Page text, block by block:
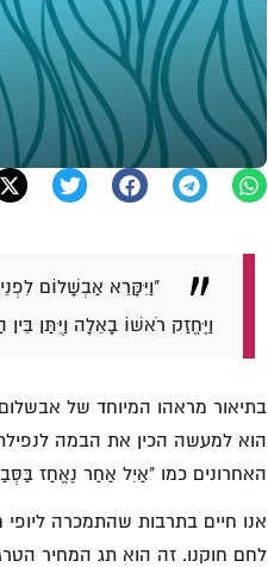
"וַיִּקָּרֵא אַבְשָׁלוֹם
וַיֶּחֱזַק רֹאשׁוֹ בָאֵלָה וַיֻּתַּן
בתיאור מראהו המיוחד של
האחרונים כמו "אַיִל אַחַר נֶאֱחַז
אנו חיים בתרבות שהתמכרה ליופי
לחם חוקנו. זה הוא תג המחיר